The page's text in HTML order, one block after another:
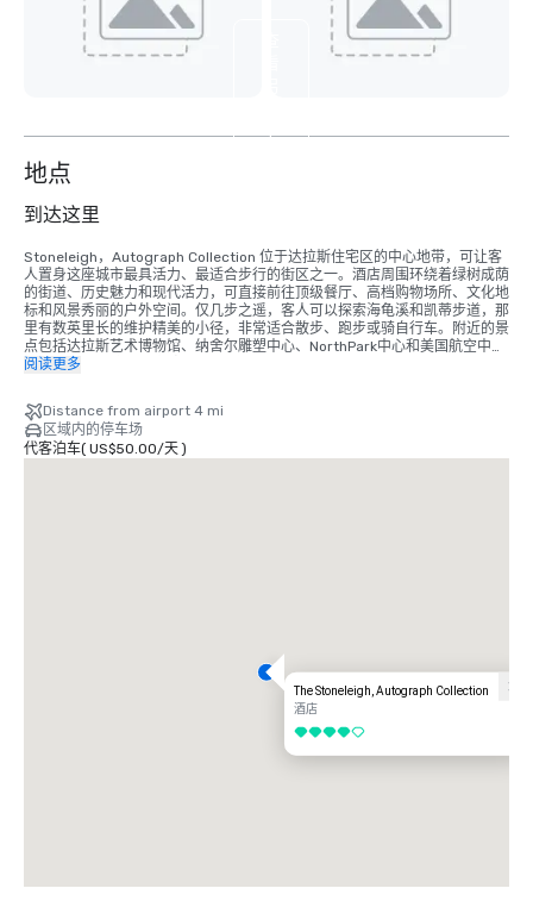
4
地点
到达这里
Stoneleigh，Autograph Collection 位于达拉斯住宅区的中心地带，可让客
人置身这座城市最具活力、最适合步行的街区之一。酒店周围环绕着绿树成荫
的街道、历史魅力和现代活力，可直接前往顶级餐厅、高档购物场所、文化地
标和风景秀丽的户外空间。仅几步之遥，客人可以探索海龟溪和凯蒂步道，那
里有数英里长的维护精美的小径，非常适合散步、跑步或骑自行车。附近的景
点包括达拉斯艺术博物馆、纳舍尔雕塑中心、NorthPark中心和美国航空中
心，后者是达拉斯小牛队和主要娱乐活动的所在地。
从达拉斯爱田机场 (DAL) 出发：途经知更鸟巷和哈里·海因斯大道或达拉斯北
部收费公路约 15—20 分钟（5—6 英里）。按照通往知更鸟巷的路标离开机
场，向西行驶，然后连接到哈里·海因斯大道南行或达拉斯北部收费公路向
南。在沃尔夫街/枫树大道下车，继续朝橡树草坪大道行驶。该酒店将位于达
阅读更多
Distance from airport 4 mi
区域内的停车场
代客泊车( US$50.00/天)
The Stoneleigh, Autograph Collection
酒店
4/5